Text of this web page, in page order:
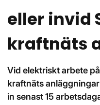
eller invid
kraftnäts
Vid elektriskt arbete
kraftnäts
in senast 15